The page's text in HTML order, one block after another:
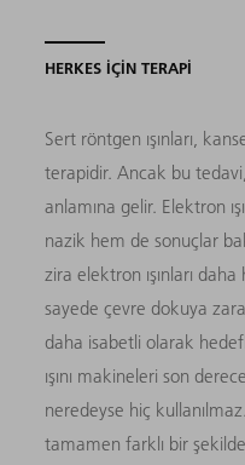
HERKES İÇİN TERAPİ
Sert röntgen ışınları,
terapidir. Ancak bu
anlamına gelir. Elektron
nazik hem de sonuçlar
zira elektron ışınları
sayede çevre dokuya
daha isabetli olarak
ışını makineleri son
neredeyse hiç
tamamen farklı bir